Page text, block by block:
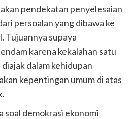
pendekatan penyelesaian
persoalan yang dibawa ke
Tujuannya supaya
karena kekalahan satu
dalam kehidupan
kepentingan umum di atas
soal demokrasi ekonomi